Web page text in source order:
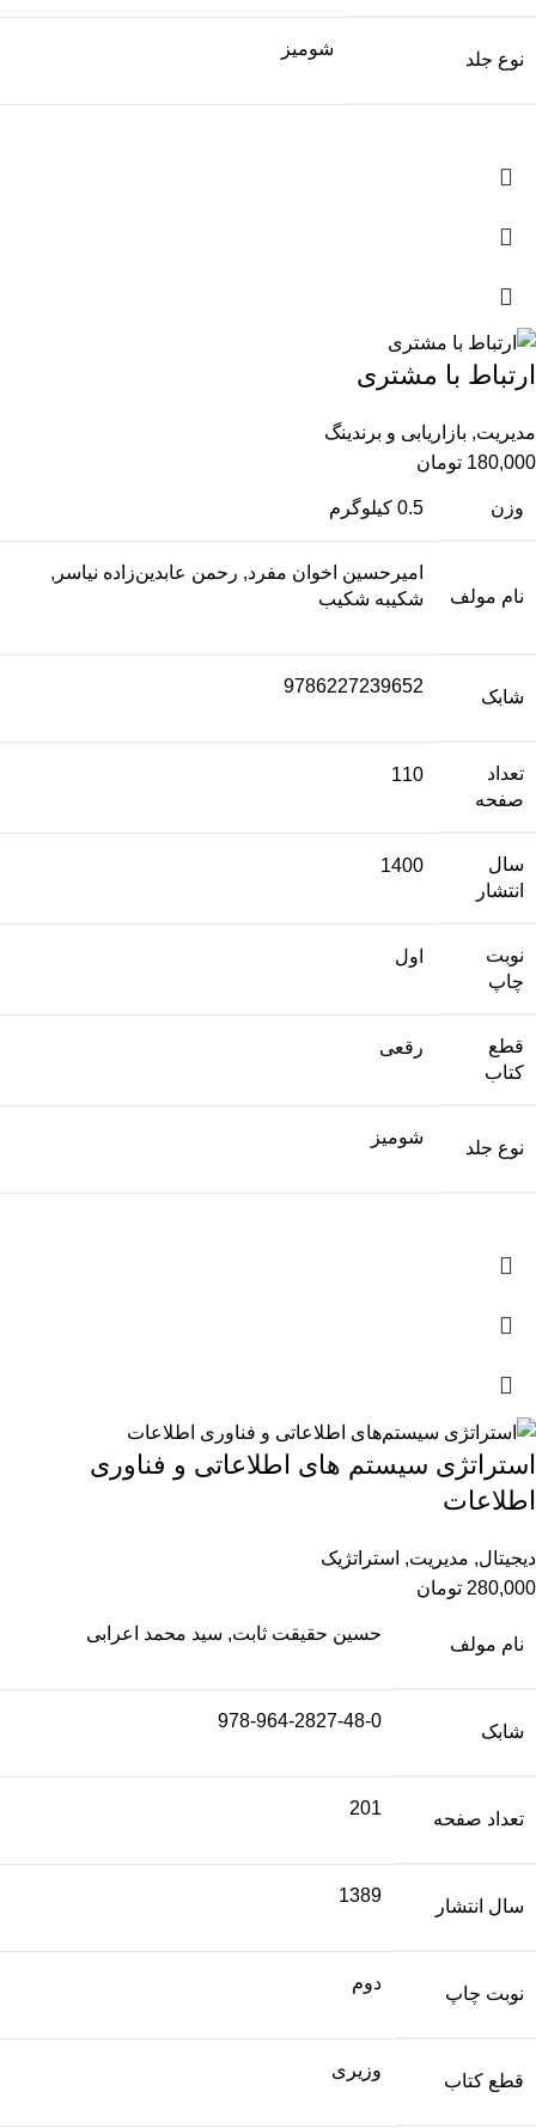
نوع جلد
شومیز
ارتباط با مشتری
مدیریت, بازاریابی و برندینگ
180,000 تومان
وزن 0.5 کیلوگرم
نام مولف
امیرحسین اخوان مفرد, رحمن عابدین‌زاده نیاسر,
شکیبه شکیب
شابک
9786227239652
تعداد
صفحه
110
سال
انتشار
1400
نوبت
چاپ
اول
قطع
کتاب
رقعی
نوع جلد
شومیز
استراتژی سیستم های اطلاعاتی و فناوری
اطلاعات
دیجیتال, مدیریت, استراتژیک
280,000 تومان
نام مولف
حسین حقیقت ثابت, سید محمد اعرابی
شابک
978-964-2827-48-0
تعداد صفحه
201
سال انتشار
1389
نوبت چاپ
دوم
قطع کتاب
وزیری